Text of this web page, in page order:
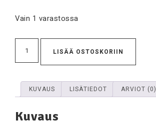
Vain 1 varastossa
LISÄÄ OSTOSKORIIN
KUVAUS LISÄTIEDOT ARVIOT (0)
Kuvaus